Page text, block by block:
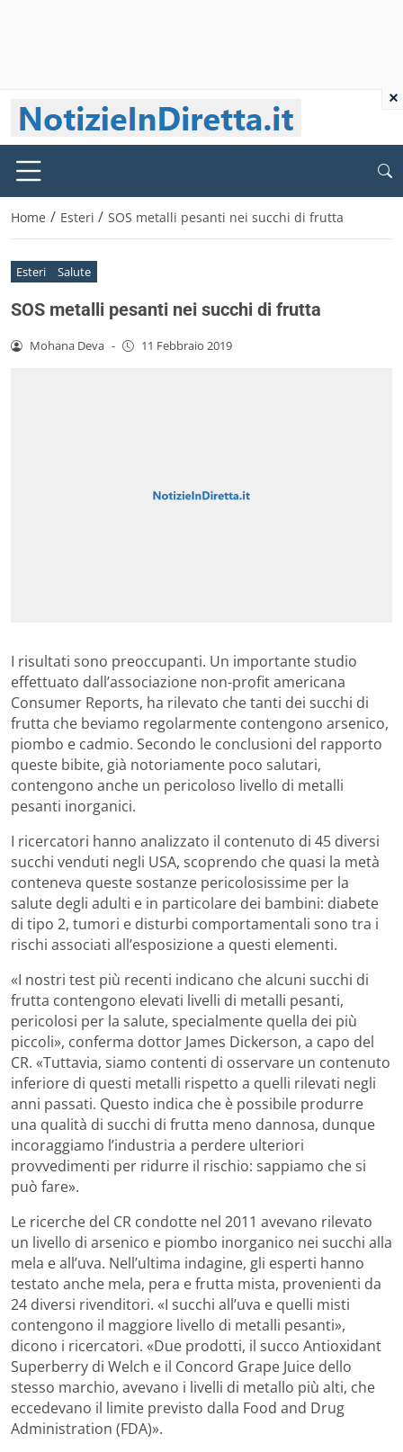
Home / Esteri / SOS metalli pesanti nei succhi di frutta
Esteri Salute
SOS metalli pesanti nei succhi di frutta
Mohana Deva - 11 Febbraio 2019
I risultati sono preoccupanti. Un importante studio
effettuato dall’associazione non-profit americana
Consumer Reports, ha rilevato che tanti dei succhi di
frutta che beviamo regolarmente contengono arsenico,
piombo e cadmio. Secondo le conclusioni del rapporto
queste bibite, già notoriamente poco salutari,
contengono anche un pericoloso livello di metalli
pesanti inorganici.
I ricercatori hanno analizzato il contenuto di 45 diversi
succhi venduti negli USA, scoprendo che quasi la metà
conteneva queste sostanze pericolosissime per la
salute degli adulti e in particolare dei bambini: diabete
di tipo 2, tumori e disturbi comportamentali sono tra i
rischi associati all’esposizione a questi elementi.
«I nostri test più recenti indicano che alcuni succhi di
frutta contengono elevati livelli di metalli pesanti,
pericolosi per la salute, specialmente quella dei più
piccoli», conferma dottor James Dickerson, a capo del
CR. «Tuttavia, siamo contenti di osservare un contenuto
inferiore di questi metalli rispetto a quelli rilevati negli
anni passati. Questo indica che è possibile produrre
una qualità di succhi di frutta meno dannosa, dunque
incoraggiamo l’industria a perdere ulteriori
provvedimenti per ridurre il rischio: sappiamo che si
può fare».
Le ricerche del CR condotte nel 2011 avevano rilevato
un livello di arsenico e piombo inorganico nei succhi alla
mela e all’uva. Nell’ultima indagine, gli esperti hanno
testato anche mela, pera e frutta mista, provenienti da
24 diversi rivenditori. «I succhi all’uva e quelli misti
contengono il maggiore livello di metalli pesanti»,
dicono i ricercatori. «Due prodotti, il succo Antioxidant
Superberry di Welch e il Concord Grape Juice dello
stesso marchio, avevano i livelli di metallo più alti, che
eccedevano il limite previsto dalla Food and Drug
Administration (FDA)».
×